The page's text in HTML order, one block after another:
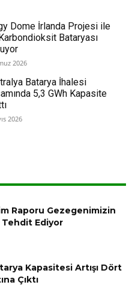
Dome İrlanda Projesi ile
Bataryası
2026
Batarya İhalesi
5,3 GWh Kapasite
2026
Raporu Gezegenimizin
Ediyor
Kapasitesi Artışı Dört
Çıktı